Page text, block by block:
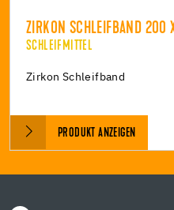
ZIRKON SCHLEIFBAND
SCHLEIFMITTEL
Zirkon Schleifband
PRODUKT ANZEIGEN